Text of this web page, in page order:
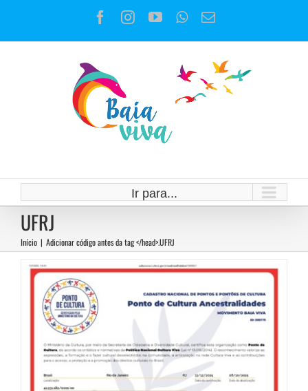
o
Facebook
Instagram
YouTubeWhatsApp
E-
Ir para...
UFRJ
Início | Adicionar código antes da tag </head>.UFRJ
Ancestralidades!
Notícias